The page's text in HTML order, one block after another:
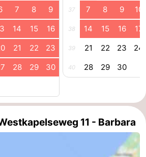
7 8 9
14 15 16
21 22 23
28 29 30
37 7 8 9 10
38 14 15 16 17
39 21 22 23 24
40 28 29 30
11 - Barbara